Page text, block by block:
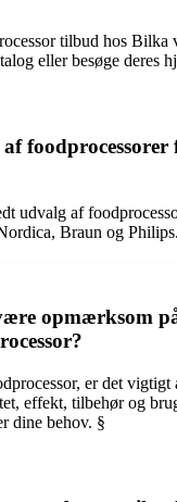
tilbud hos Bilka
eller besøge deres
foodprocessorer
udvalg af
Braun og
opmærksom
er det vigtigt
effekt, tilbehør og
dine behov. §